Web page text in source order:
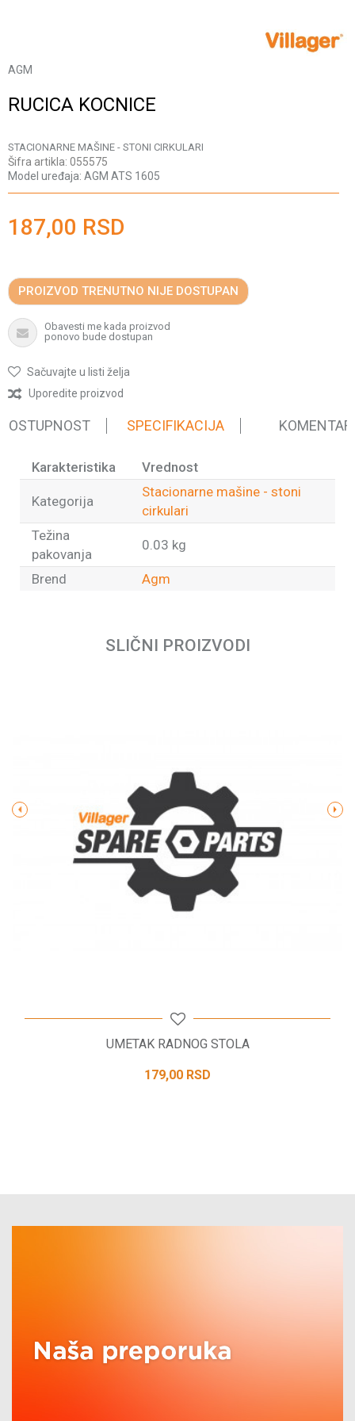
AGM
RUCICA KOCNICE
STACIONARNE MAŠINE - STONI CIRKULARI
Šifra artikla: 055575
Model uređaja: AGM ATS 1605
187,00 RSD
PROIZVOD TRENUTNO NIJE DOSTUPAN
Obavesti me kada proizvod
ponovo bude dostupan
Sačuvajte u listi želja
Uporedite proizvod
SPECIFIKACIJA
Karakteristika Vrednost
Kategorija
Stacionarne mašine - stoni
cirkulari
Težina
pakovanja
0.03 kg
Brend Agm
POŠALJI
SLIČNI PROIZVODI
UMETAK RADNOG STOLA
179,00 RSD